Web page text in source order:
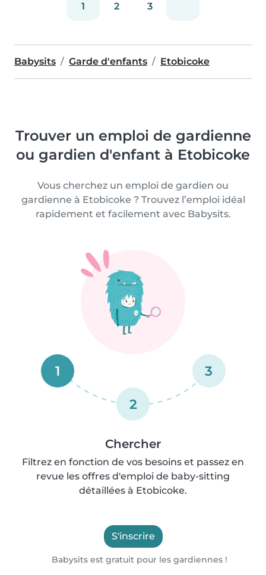
1 2 3
Babysits Garde d'enfants Etobicoke
Trouver un emploi de gardienne
ou gardien d'enfant à Etobicoke
Vous cherchez un emploi de gardien ou
gardienne à Etobicoke ? Trouvez l’emploi idéal
rapidement et facilement avec Babysits.
1
2
3
Chercher
Filtrez en fonction de vos besoins et passez en
revue les offres d'emploi de baby-sitting
détaillées à Etobicoke.
S'inscrire
Babysits est gratuit pour les gardiennes !